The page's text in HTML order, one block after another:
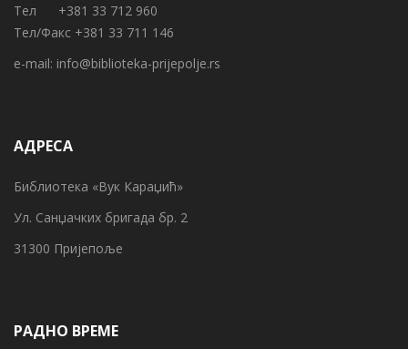
Тел +381 33 712 960
Тел/Факс +381 33 711 146
e-mail: info@biblioteka-prijepolje.rs
АДРЕСА
Библиотека «Вук Караџић»
Ул. Санџачких бригада бр. 2
31300 Пријепоље
РАДНО ВРЕМЕ